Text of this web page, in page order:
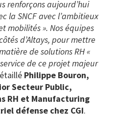
renforçons aujourd’hui
la SNCF avec l’ambitieux
mobilités ». Nos équipes
d’Altays, pour mettre
de solutions RH «
de ce projet majeur
Philippe Bouron,
Secteur Public,
RH et Manufacturing
défense chez CGI.